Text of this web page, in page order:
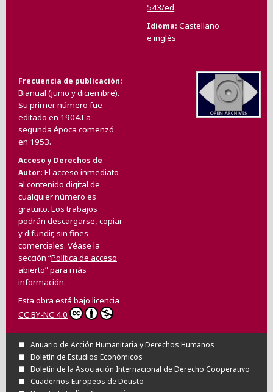
543/ed
Idioma Castellano
e inglés
Frecuencia de publicación
Bianual (junio y diciembre).
Su primer número fue
editado en 1904.La
segunda época comenzó
en 1953.
Acceso y Derechos de
Autor El acceso inmediato
al contenido digital de
cualquier número es
gratuito. Los trabajos
podrán descargarse, copiar
y difundir, sin fines
comerciales. Véase la
sección “Política de acceso
abierto” para más
información.
Esta obra está bajo licencia
CC BY-NC 4.0
Anuario de Acción Humanitaria y Derechos Humanos
Boletín de Estudios Económicos
Boletín de la Asociación Internacional de Derecho Cooperativo
Cuadernos Europeos de Deusto